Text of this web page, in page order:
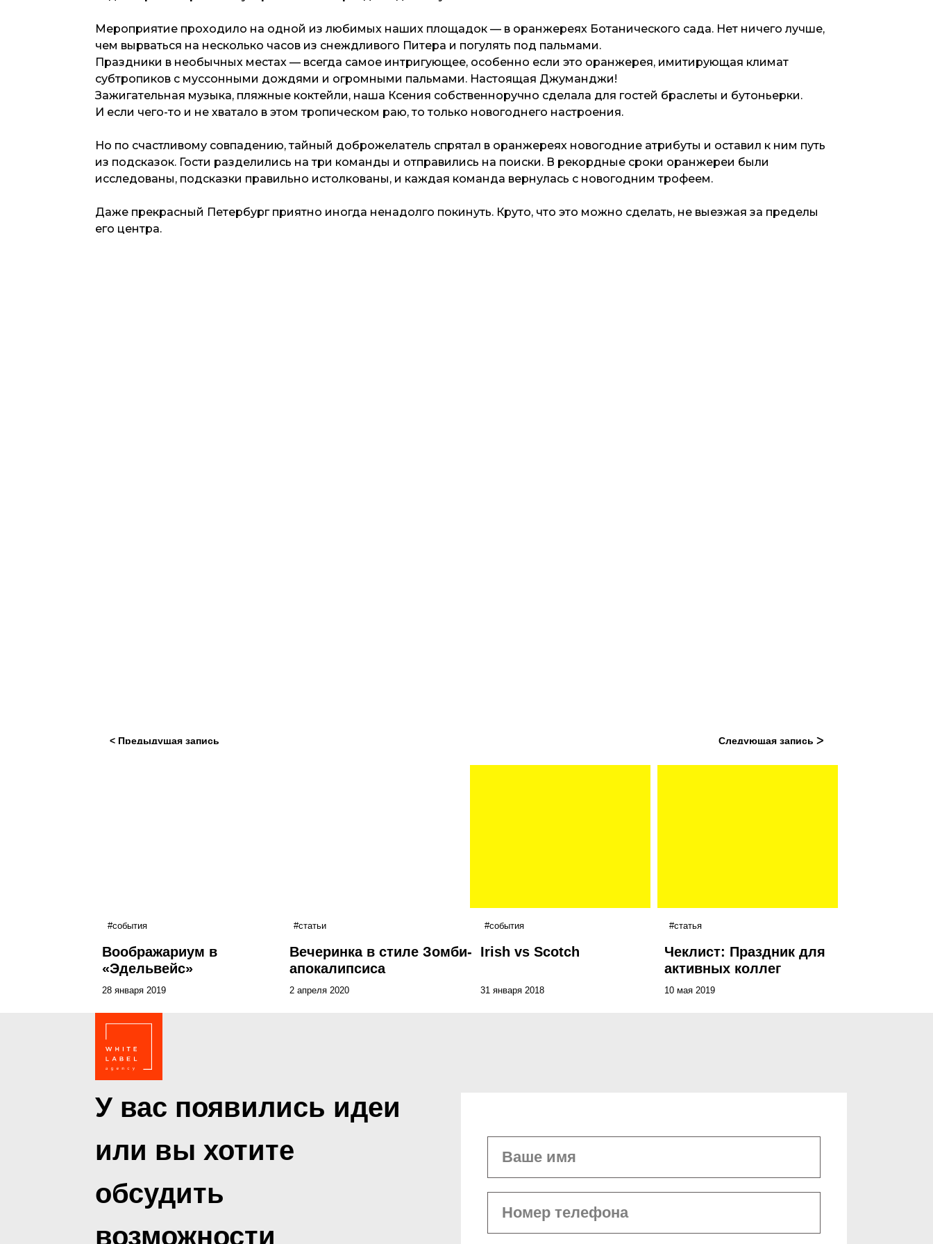
Мероприятие проходило на одной из любимых наших площадок — в оранжереях Ботанического сада. Нет ничего лучше,
чем вырваться на несколько часов из снеждливого Питера и погулять под пальмами.
Праздники в необычных местах — всегда самое интригующее, особенно если это оранжерея, имитирующая климат
субтропиков с муссонными дождями и огромными пальмами. Настоящая Джуманджи!
Зажигательная музыка, пляжные коктейли, наша Ксения собственноручно сделала для гостей браслеты и бутоньерки.
И если чего-то и не хватало в этом тропическом раю, то только новогоднего настроения.
Но по счастливому совпадению, тайный доброжелатель спрятал в оранжереях новогодние атрибуты и оставил к ним путь
из подсказок. Гости разделились на три команды и отправились на поиски. В рекордные сроки оранжереи были
исследованы, подсказки правильно истолкованы, и каждая команда вернулась с новогодним трофеем.
Даже прекрасный Петербург приятно иногда ненадолго покинуть. Круто, что это можно сделать, не выезжая за пределы
его центра.
< Предыдущая запись Следующая запись ᐳ
Воображариум в
«Эдельвейс»
Вечеринка в стиле Зомби-
апокалипсиса
Чеклист: Праздник для
активных коллег
Irish vs Scotch
#события #статья
#события
#статьи
28 января 2019 2 апреля 2020 31 января 2018 10 мая 2019
У вас появились идеи
или вы хотите
обсудить
возможности